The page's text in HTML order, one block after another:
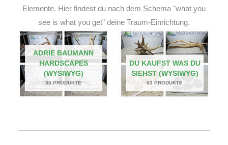
Elemente. Hier findest du nach dem Schema "what you
see is what you get" deine Traum-Einrichtung.
ADRIE BAUMANN
HARDSCAPES
(WYSIWYG)
35 PRODUKTE
DU KAUFST WAS DU
SIEHST (WYSIWYG)
53 PRODUKTE